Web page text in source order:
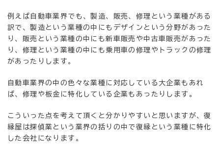
例えば自動車業界でも、製造、販売、修理という業種がある
訳で、製造という業種の中にもデザインという分野があった
り、販売という業種の中にも新車販売や中古車販売があった
り、修理という業種の中にも乗用車の修理やトラックの修理
があったりします。
自動車業界の中の色々な業種に対応している大企業もあれ
ば、修理や板金に特化している企業もあったりします。
こういった点を考えて頂くと分かりやすいと思いますが、復
縁屋は探偵業という業界の括りの中で復縁という業種に特化
した会社になります。